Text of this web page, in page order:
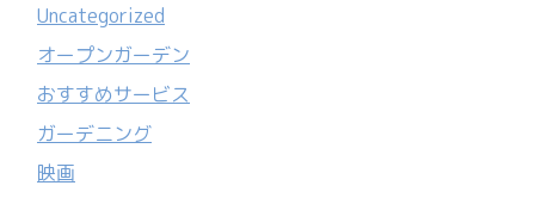
Uncategorized
オープンガーデン
おすすめサービス
ガーデニング
映画